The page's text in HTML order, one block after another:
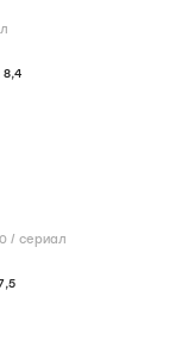
8,4
/ сериал
,5